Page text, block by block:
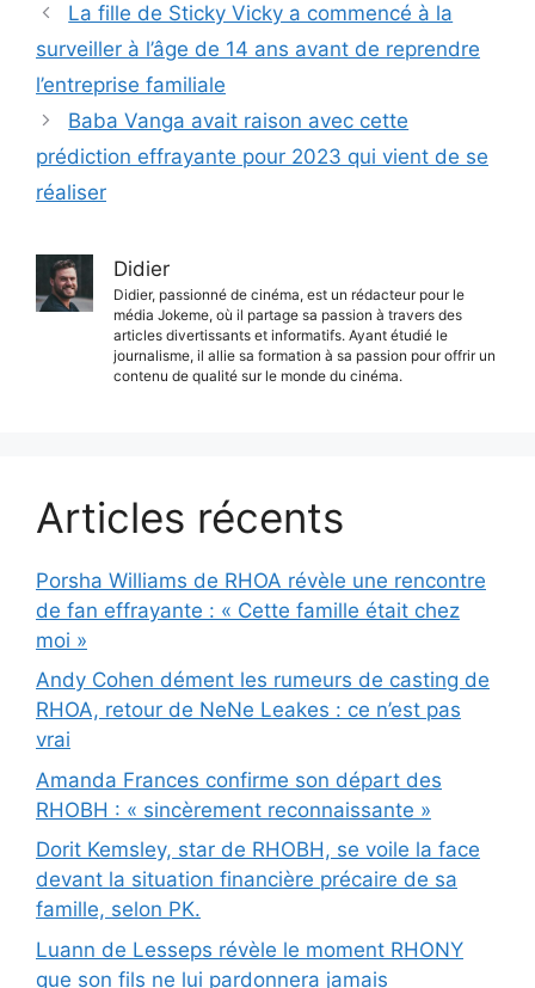
La fille de Sticky Vicky a commencé à la
surveiller à l’âge de 14 ans avant de reprendre
l’entreprise familiale
Baba Vanga avait raison avec cette
prédiction effrayante pour 2023 qui vient de se
réaliser
Didier
Didier, passionné de cinéma, est un rédacteur pour le
média Jokeme, où il partage sa passion à travers des
articles divertissants et informatifs. Ayant étudié le
journalisme, il allie sa formation à sa passion pour offrir un
contenu de qualité sur le monde du cinéma.
Articles récents
Porsha Williams de RHOA révèle une rencontre
de fan effrayante : « Cette famille était chez
moi »
Andy Cohen dément les rumeurs de casting de
RHOA, retour de NeNe Leakes : ce n’est pas
vrai
Amanda Frances confirme son départ des
RHOBH : « sincèrement reconnaissante »
Dorit Kemsley, star de RHOBH, se voile la face
devant la situation financière précaire de sa
famille, selon PK.
Luann de Lesseps révèle le moment RHONY
que son fils ne lui pardonnera jamais